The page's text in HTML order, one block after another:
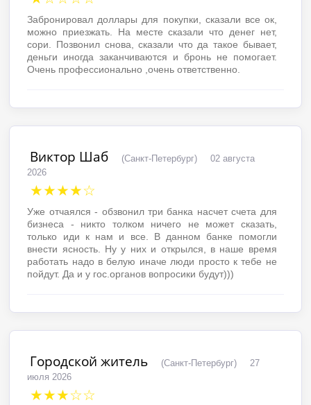
Забронировал доллары для покупки, сказали все ок,
можно приезжать. На месте сказали что денег нет,
сори. Позвонил снова, сказали что да такое бывает,
деньги иногда заканчиваются и бронь не помогает.
Очень профессионально ,очень ответственно.
Виктор Шаб (Санкт-Петербург)
02 августа
2026
★★★★☆
Уже отчаялся - обзвонил три банка насчет счета для
бизнеса - никто толком ничего не может сказать,
только иди к нам и все. В данном банке помогли
внести ясность. Ну у них и открылся, в наше время
работать надо в белую иначе люди просто к тебе не
пойдут. Да и у гос.органов вопросики будут)))
Городской житель (Санкт-Петербург)
27
июля 2026
★★★☆☆